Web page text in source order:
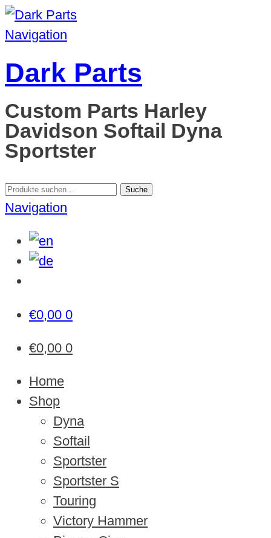
Navigation
Dark Parts
Custom Parts Harley
Davidson Softail Dyna
Sportster
Suche
nach:
Suche
Navigation
€0,00 0
€0,00 0
Home
Shop
Dyna
Softail
Sportster
Sportster S
Touring
Victory Hammer